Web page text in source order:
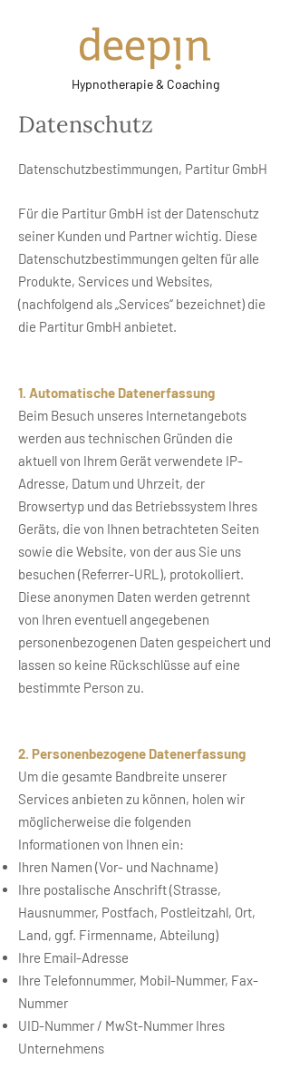
Hypnotherapie & Coaching
Datenschutz
Datenschutzbestimmungen, Partitur GmbH
Für die Partitur GmbH ist der Datenschutz
seiner Kunden und Partner wichtig. Diese
Datenschutzbestimmungen gelten für alle
Produkte, Services und Websites,
(nachfolgend als „Services“ bezeichnet) die
die Partitur GmbH anbietet.
1. Automatische Datenerfassung
Beim Besuch unseres Internetangebots
werden aus technischen Gründen die
aktuell von Ihrem Gerät verwendete IP-
Adresse, Datum und Uhrzeit, der
Browsertyp und das Betriebssystem Ihres
Geräts, die von Ihnen betrachteten Seiten
sowie die Website, von der aus Sie uns
besuchen (Referrer-URL), protokolliert.
Diese anonymen Daten werden getrennt
von Ihren eventuell angegebenen
personenbezogenen Daten gespeichert und
lassen so keine Rückschlüsse auf eine
bestimmte Person zu.
2. Personenbezogene Datenerfassung
Um die gesamte Bandbreite unserer
Services anbieten zu können, holen wir
möglicherweise die folgenden
Informationen von Ihnen ein:
Ihren Namen (Vor- und Nachname)
Ihre postalische Anschrift (Strasse,
Hausnummer, Postfach, Postleitzahl, Ort,
Land, ggf. Firmenname, Abteilung)
Ihre Email-Adresse
Ihre Telefonnummer, Mobil-Nummer, Fax-
Nummer
UID-Nummer / MwSt-Nummer Ihres
Unternehmens